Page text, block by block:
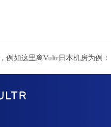
例如这里离Vultr日本机房为例：